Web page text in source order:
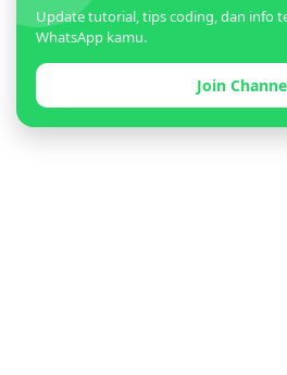
Update tutorial, tips coding, dan info
WhatsApp kamu.
Join